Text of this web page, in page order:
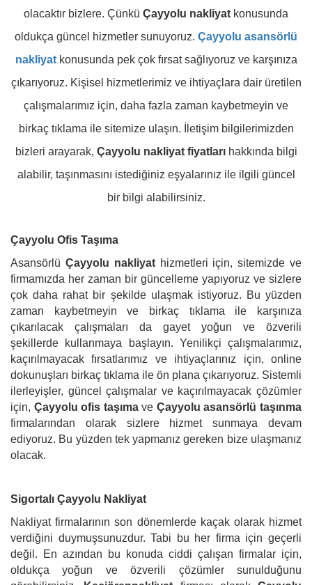
olacaktır bizlere. Çünkü Çayyolu nakliyat konusunda
oldukça güncel hizmetler sunuyoruz. Çayyolu asansörlü
nakliyat konusunda pek çok fırsat sağlıyoruz ve karşınıza
çıkarıyoruz. Kişisel hizmetlerimiz ve ihtiyaçlara dair üretilen
çalışmalarımız için, daha fazla zaman kaybetmeyin ve
birkaç tıklama ile sitemize ulaşın. İletişim bilgilerimizden
bizleri arayarak, Çayyolu nakliyat fiyatları hakkında bilgi
alabilir, taşınmasını istediğiniz eşyalarınız ile ilgili güncel
bir bilgi alabilirsiniz.
Çayyolu Ofis Taşıma
Asansörlü Çayyolu nakliyat hizmetleri için, sitemizde ve
firmamızda her zaman bir güncelleme yapıyoruz ve sizlere
çok daha rahat bir şekilde ulaşmak istiyoruz. Bu yüzden
zaman kaybetmeyin ve birkaç tıklama ile karşınıza
çıkarılacak çalışmaları da gayet yoğun ve özverili
şekillerde kullanmaya başlayın. Yenilikçi çalışmalarımız,
kaçırılmayacak fırsatlarımız ve ihtiyaçlarınız için, online
dokunuşları birkaç tıklama ile ön plana çıkarıyoruz. Sistemli
ilerleyişler, güncel çalışmalar ve kaçırılmayacak çözümler
için, Çayyolu ofis taşımave Çayyolu asansörlü taşınma
firmalarından olarak sizlere hizmet sunmaya devam
ediyoruz. Bu yüzden tek yapmanız gereken bize ulaşmanız
olacak.
Sigortalı Çayyolu Nakliyat
Nakliyat firmalarının son dönemlerde kaçak olarak hizmet
verdiğini duymuşsunuzdur. Tabi bu her firma için geçerli
değil. En azından bu konuda ciddi çalışan firmalar için,
oldukça yoğun ve özverili çözümler sunulduğunu